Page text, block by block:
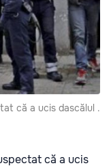
că a ucis dascălul .
că a ucis